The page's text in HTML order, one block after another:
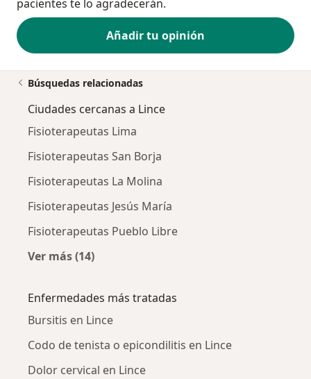
pacientes te lo agradecerán.
Añadir tu opinión
Búsquedas relacionadas
Ciudades cercanas a Lince
Fisioterapeutas Lima
Fisioterapeutas San Borja
Fisioterapeutas La Molina
Fisioterapeutas Jesús María
Fisioterapeutas Pueblo Libre
Ver más (14)
Enfermedades más tratadas
Bursitis en Lince
Codo de tenista o epicondilitis en Lince
Dolor cervical en Lince